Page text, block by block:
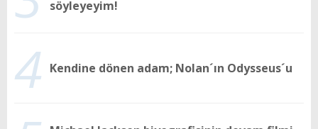
söyleyeyim!
4 Kendine dönen adam; Nolan´ın Odysseus´u